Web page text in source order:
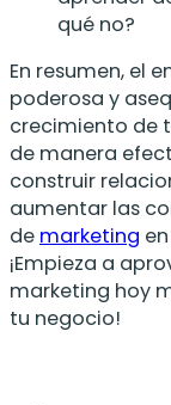
qué no?
En resumen, el
poderosa y
crecimiento de
de manera
construir
aumentar las
de marketing
¡Empieza a
marketing hoy
tu negocio!